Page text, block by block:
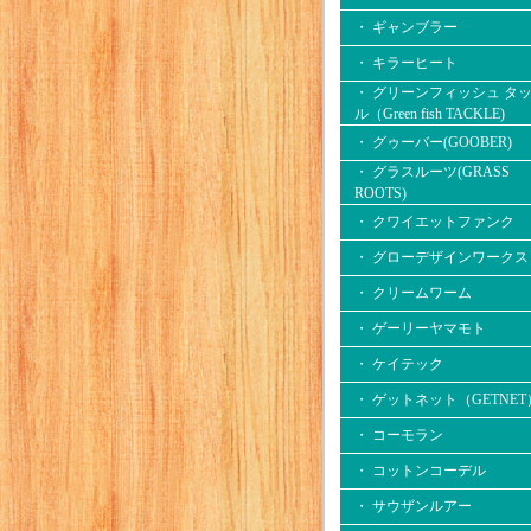
・ ギャンブラー
・ キラーヒート
・ グリーンフィッシュ タ
ル（Green fish TACKLE)
・ グゥーバー(GOOBER)
・ グラスルーツ(GRASS
ROOTS)
・ クワイエットファンク
・ グローデザインワークス
・ クリームワーム
・ ゲーリーヤマモト
・ ケイテック
・ ゲットネット（GETNET
・ コーモラン
・ コットンコーデル
・ サウザンルアー